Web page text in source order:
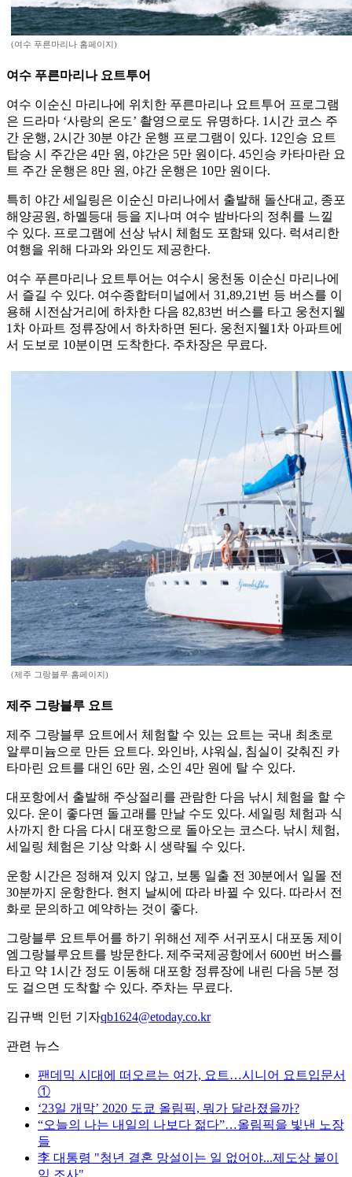
(여수 푸른마리나 홈페이지)
여수 푸른마리나 요트투어
여수 이순신 마리나에 위치한 푸른마리나 요트투어 프로그램
은 드라마 ‘사랑의 온도’ 촬영으로도 유명하다. 1시간 코스 주
간 운행, 2시간 30분 야간 운행 프로그램이 있다. 12인승 요트
탑승 시 주간은 4만 원, 야간은 5만 원이다. 45인승 카타마란 요
트 주간 운행은 8만 원, 야간 운행은 10만 원이다.
특히 야간 세일링은 이순신 마리나에서 출발해 돌산대교, 종포
해양공원, 하멜등대 등을 지나며 여수 밤바다의 정취를 느낄
수 있다. 프로그램에 선상 낚시 체험도 포함돼 있다. 럭셔리한
여행을 위해 다과와 와인도 제공한다.
여수 푸른마리나 요트투어는 여수시 웅천동 이순신 마리나에
서 즐길 수 있다. 여수종합터미널에서 31,89,21번 등 버스를 이
용해 시전삼거리에 하차한 다음 82,83번 버스를 타고 웅천지웰
1차 아파트 정류장에서 하차하면 된다. 웅천지웰1차 아파트에
서 도보로 10분이면 도착한다. 주차장은 무료다.
(제주 그랑블루 홈페이지)
제주 그랑블루 요트
제주 그랑블루 요트에서 체험할 수 있는 요트는 국내 최초로
알루미늄으로 만든 요트다. 와인바, 샤워실, 침실이 갖춰진 카
타마린 요트를 대인 6만 원, 소인 4만 원에 탈 수 있다.
대포항에서 출발해 주상절리를 관람한 다음 낚시 체험을 할 수
있다. 운이 좋다면 돌고래를 만날 수도 있다. 세일링 체험과 식
사까지 한 다음 다시 대포항으로 돌아오는 코스다. 낚시 체험,
세일링 체험은 기상 악화 시 생략될 수 있다.
운항 시간은 정해져 있지 않고, 보통 일출 전 30분에서 일몰 전
30분까지 운항한다. 현지 날씨에 따라 바뀔 수 있다. 따라서 전
화로 문의하고 예약하는 것이 좋다.
그랑블루 요트투어를 하기 위해선 제주 서귀포시 대포동 제이
엠그랑블루요트를 방문한다. 제주국제공항에서 600번 버스를
타고 약 1시간 정도 이동해 대포항 정류장에 내린 다음 5분 정
도 걸으면 도착할 수 있다. 주차는 무료다.
김규백 인턴 기자qb1624@etoday.co.kr
관련 뉴스
팬데믹 시대에 떠오르는 여가, 요트…시니어 요트입문서
①
‘23일 개막’ 2020 도쿄 올림픽, 뭐가 달라졌을까?
“오늘의 나는 내일의 나보다 젊다”…올림픽을 빛낸 노장
들
李 대통령 "청년 결혼 망설이는 일 없어야...제도상 불이